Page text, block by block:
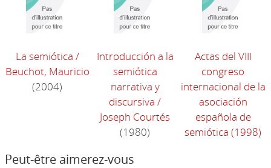
La semiótica /
Beuchot, Mauricio
(2004)
Introducción a la
semiótica
narrativa y
discursiva /
Joseph Courtés
(1980)
Actas del VIII
congreso
internacional de la
asociación
española de
semiótica (1998)
Peut-être aimerez-vous